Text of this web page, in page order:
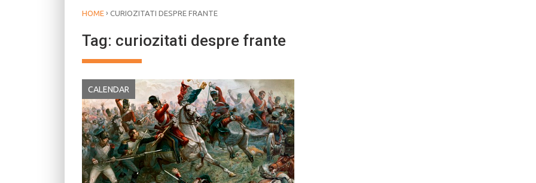
HOME › CURIOZITATI DESPRE FRANTE
Tag: curiozitati despre frante
CALENDAR